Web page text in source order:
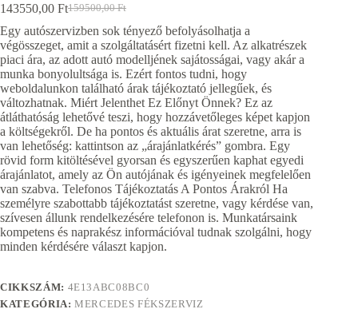
159500,00Ft
Original
price
was:
159500,00 Ft.
143550,00 FtCurrent
price
is:
143550,00 Ft.
Egy autószervizben sok tényező befolyásolhatja a
végösszeget, amit a szolgáltatásért fizetni kell. Az alkatrészek
piaci ára, az adott autó modelljének sajátosságai, vagy akár a
munka bonyolultsága is. Ezért fontos tudni, hogy
weboldalunkon található árak tájékoztató jellegűek, és
változhatnak. Miért Jelenthet Ez Előnyt Önnek? Ez az
átláthatóság lehetővé teszi, hogy hozzávetőleges képet kapjon
a költségekről. De ha pontos és aktuális árat szeretne, arra is
van lehetőség: kattintson az „árajánlatkérés” gombra. Egy
rövid form kitöltésével gyorsan és egyszerűen kaphat egyedi
árajánlatot, amely az Ön autójának és igényeinek megfelelően
van szabva. Telefonos Tájékoztatás A Pontos Árakról Ha
személyre szabottabb tájékoztatást szeretne, vagy kérdése van,
szívesen állunk rendelkezésére telefonon is. Munkatársaink
kompetens és naprakész információval tudnak szolgálni, hogy
minden kérdésére választ kapjon.
CIKKSZÁM: 4E13ABC08BC0
KATEGÓRIA:MERCEDES FÉKSZERVIZ